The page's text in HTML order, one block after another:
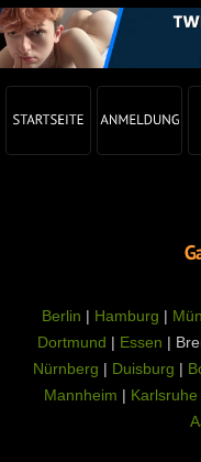
Berlin | Hamburg |
Dortmund | Essen |
Nürnberg | Duisburg |
Mannheim | Karlsruhe